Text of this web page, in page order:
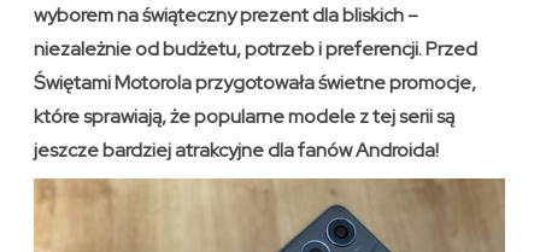
wyborem na świąteczny prezent dla bliskich –
niezależnie od budżetu, potrzeb i preferencji. Przed
Świętami Motorola przygotowała świetne promocje,
które sprawiają, że popularne modele z tej serii są
jeszcze bardziej atrakcyjne dla fanów Androida!